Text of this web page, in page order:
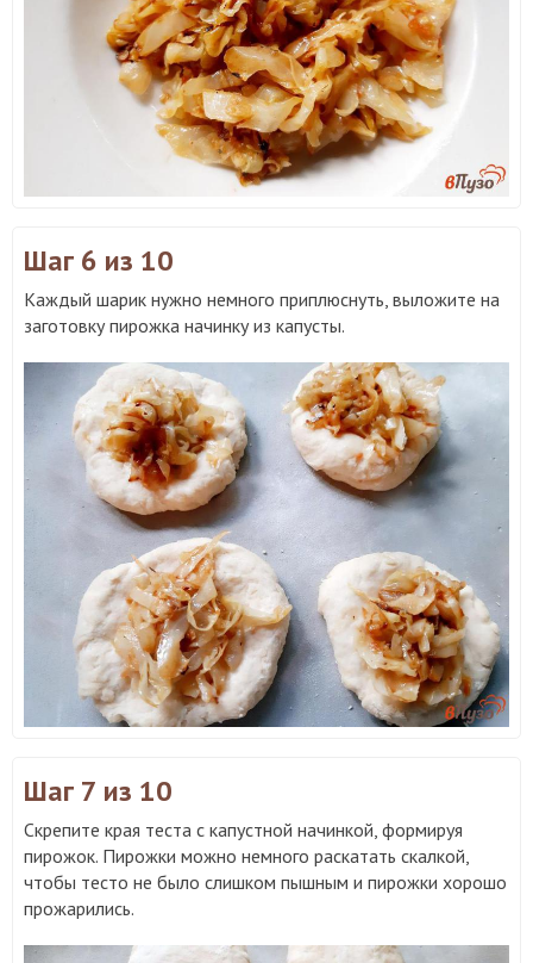
Шаг 6 из 10
Каждый шарик нужно немного приплюснуть, выложите на
заготовку пирожка начинку из капусты.
Шаг 7 из 10
Скрепите края теста с капустной начинкой, формируя
пирожок. Пирожки можно немного раскатать скалкой,
чтобы тесто не было слишком пышным и пирожки хорошо
прожарились.